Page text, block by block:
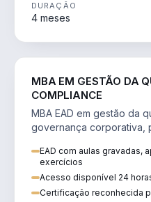
DURAÇÃO
4 meses
MBA EM GESTÃO DA
COMPLIANCE
MBA EAD em gestão da
governança corporativa,
EAD com aulas gravadas,
exercícios
Acesso disponível 24
Certificação reconhecida